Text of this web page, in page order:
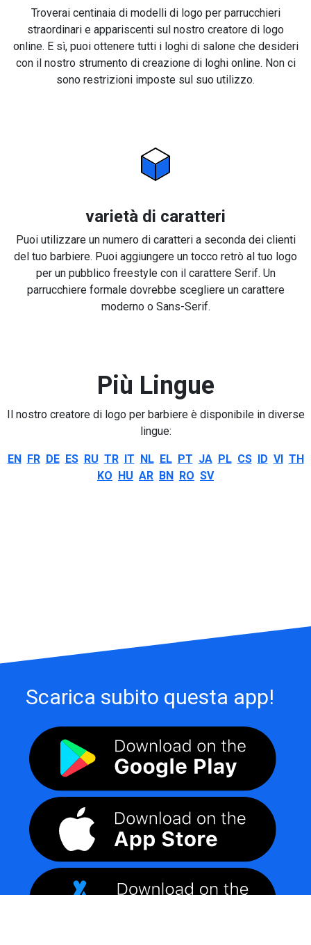
Troverai centinaia di modelli di logo per parrucchieri
straordinari e appariscenti sul nostro creatore di logo
online. E sì, puoi ottenere tutti i loghi di salone che desideri
con il nostro strumento di creazione di loghi online. Non ci
sono restrizioni imposte sul suo utilizzo.
varietà di caratteri
Puoi utilizzare un numero di caratteri a seconda dei clienti
del tuo barbiere. Puoi aggiungere un tocco retrò al tuo logo
per un pubblico freestyle con il carattere Serif. Un
parrucchiere formale dovrebbe scegliere un carattere
moderno o Sans-Serif.
Più Lingue
Il nostro creatore di logo per barbiere è disponibile in diverse
lingue:
EN FR DE ES RU TR IT NL EL PT JA PL CS ID VI TH
KO HU AR BN RO SV
Scarica subito questa app!